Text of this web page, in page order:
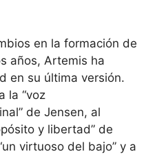
en la formación de
años, Artemis ha
en su última versión.
la “voz
de Jensen, al
y libertad” de
virtuoso del bajo” y a